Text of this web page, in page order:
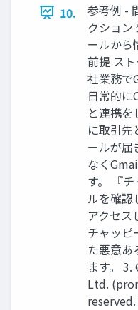
10.
参考例 -
クショ
ールから
前提 ス
社業務で
日常的
と連携
に取引先
ールが届
なく
す。 『
ルを確認
アクセス
チャッピ
た悪意あ
ます。
Ltd.